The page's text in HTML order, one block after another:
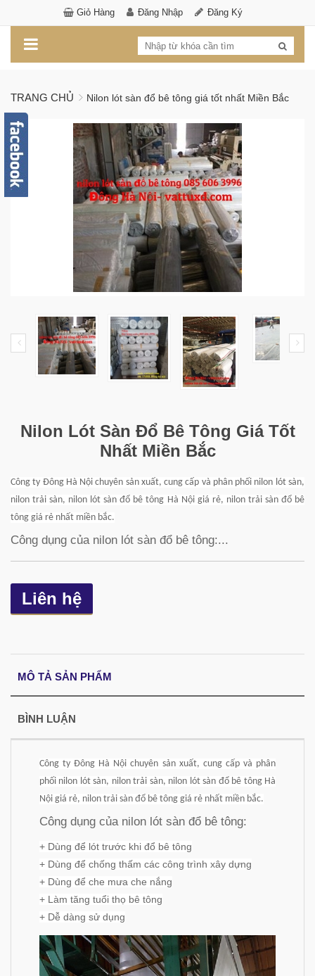
Giỏ Hàng Đăng Nhập Đăng Ký
TRANG CHỦ Nilon lót sàn đổ bê tông giá tốt nhất Miền Bắc
Nilon Lót Sàn Đổ Bê Tông Giá Tốt
Nhất Miền Bắc
Công ty Đông Hà Nội chuyên sản xuất, cung cấp và phân phối nilon lót sàn,
nilon trải sàn, nilon lót sàn đổ bê tông Hà Nội giá rẻ, nilon trải sàn đổ bê
tông giá rẻ nhất miền bắc.
Công dụng của nilon lót sàn đổ bê tông:...
Liên hệ
MÔ TẢ SẢN PHẨM
BÌNH LUẬN
Công ty Đông Hà Nội chuyên sản xuất, cung cấp và phân
phối nilon lót sàn, nilon trải sàn, nilon lót sàn đổ bê tông Hà
Nội giá rẻ, nilon trải sàn đổ bê tông giá rẻ nhất miền bắc.
Công dụng của nilon lót sàn đổ bê tông:
+ Dùng để lót trước khi đổ bê tông
+ Dùng để chống thấm các công trình xây dựng
+ Dùng để che mưa che nắng
+ Làm tăng tuổi thọ bê tông
+ Dễ dàng sử dụng